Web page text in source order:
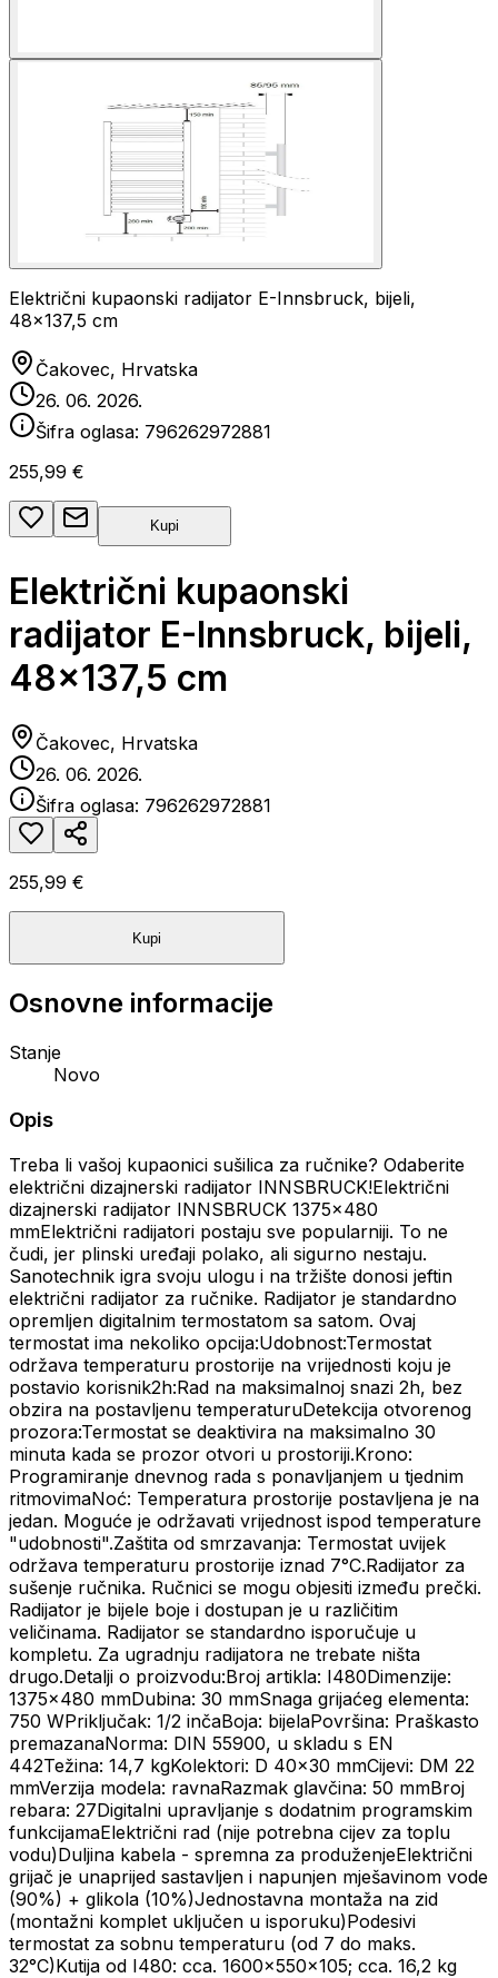
Električni kupaonski radijator E-Innsbruck, bijeli,
48x137,5 cm
Čakovec, Hrvatska
26. 06. 2026.
Šifra oglasa: 796262972881
255,99 €
Kupi
Električni kupaonski
radijator E-Innsbruck, bijeli,
48x137,5 cm
Čakovec, Hrvatska
26. 06. 2026.
Šifra oglasa: 796262972881
255,99 €
Kupi
Osnovne informacije
Stanje
Novo
Opis
Treba li vašoj kupaonici sušilica za ručnike? Odaberite
električni dizajnerski radijator INNSBRUCK!Električni
dizajnerski radijator INNSBRUCK 1375x480
mmElektrični radijatori postaju sve popularniji. To ne
čudi, jer plinski uređaji polako, ali sigurno nestaju.
Sanotechnik igra svoju ulogu i na tržište donosi jeftin
električni radijator za ručnike. Radijator je standardno
opremljen digitalnim termostatom sa satom. Ovaj
termostat ima nekoliko opcija:Udobnost:Termostat
održava temperaturu prostorije na vrijednosti koju je
postavio korisnik2h:Rad na maksimalnoj snazi 2h, bez
obzira na postavljenu temperaturuDetekcija otvorenog
prozora:Termostat se deaktivira na maksimalno 30
minuta kada se prozor otvori u prostoriji.Krono:
Programiranje dnevnog rada s ponavljanjem u tjednim
ritmovimaNoć: Temperatura prostorije postavljena je na
jedan. Moguće je održavati vrijednost ispod temperature
"udobnosti".Zaštita od smrzavanja: Termostat uvijek
održava temperaturu prostorije iznad 7°C.Radijator za
sušenje ručnika. Ručnici se mogu objesiti između prečki.
Radijator je bijele boje i dostupan je u različitim
veličinama. Radijator se standardno isporučuje u
kompletu. Za ugradnju radijatora ne trebate ništa
drugo.Detalji o proizvodu:Broj artikla: I480Dimenzije:
1375x480 mmDubina: 30 mmSnaga grijaćeg elementa:
750 WPriključak: 1/2 inčaBoja: bijelaPovršina: Praškasto
premazanaNorma: DIN 55900, u skladu s EN
442Težina: 14,7 kgKolektori: D 40x30 mmCijevi: DM 22
mmVerzija modela: ravnaRazmak glavčina: 50 mmBroj
rebara: 27Digitalni upravljanje s dodatnim programskim
funkcijamaElektrični rad (nije potrebna cijev za toplu
vodu)Duljina kabela - spremna za produženjeElektrični
grijač je unaprijed sastavljen i napunjen mješavinom vode
(90%) + glikola (10%)Jednostavna montaža na zid
(montažni komplet uključen u isporuku)Podesivi
termostat za sobnu temperaturu (od 7 do maks.
32°C)Kutija od I480: cca. 1600x550x105; cca. 16,2 kg